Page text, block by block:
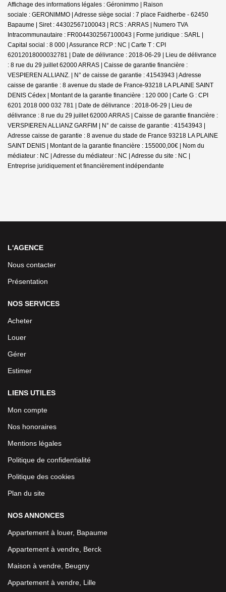
Affichage des informations légales : Géronimmo | Raison
sociale : GERONIMMO | Adresse siège social : 7 place Faidherbe - 62450
Bapaume | Siret : 44302567100043 | RCS : ARRAS | Numero TVA
Intracommunautaire : FR0044302567100043 | Forme juridique : SARL |
Capital social : 8 000 | Assurance RCP : NC | Carte T : CPI
62012018000032781 | Date de délivrance : 2018-06-29 | Lieu de délivrance
: 8 rue du 29 juillet 62000 ARRAS | Caisse de garantie financière :
VESPIEREN ALLIANZ. | N° de caisse de garantie : 41543943 | Adresse
caisse de garantie : 8 avenue du stade de France-93218 LA PLAINE SAINT
DENIS Cédex | Montant de la garantie financière : 120 000 | Carte G : CPI
6201 2018 000 032 781 | Date de délivrance : 2018-06-29 | Lieu de
délivrance : 8 rue du 29 juillet 62000 ARRAS | Caisse de garantie financière :
VERSPIEREN ALLIANZ GARFIM | N° de caisse de garantie : 41543943 |
Adresse caisse de garantie : 8 avenue du stade de France 93218 LA PLAINE
SAINT DENIS | Montant de la garantie financière : 155000,00€ | Nom du
médiateur : NC | Adresse du médiateur : NC | Adresse du site : NC |
Entreprise juridiquement et financièrement indépendante
L'AGENCE
Nous contacter
Présentation
NOS SERVICES
Acheter
Louer
Gérer
Estimer
LIENS UTILES
Mon compte
Nos honoraires
Mentions légales
Politique de confidentialité
Politique des cookies
Plan du site
NOS ANNONCES
Appartement à louer, Bapaume
Appartement à vendre, Berck
Maison à vendre, Beugny
Appartement à vendre, Lille